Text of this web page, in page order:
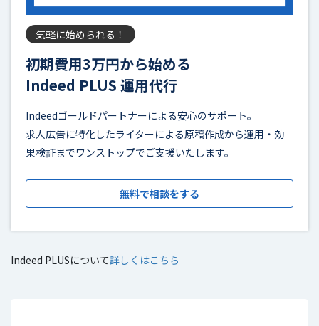
気軽に始められる！
初期費用3万円から始める
Indeed PLUS 運用代行
Indeedゴールドパートナーによる安心のサポート。
求人広告に特化したライターによる原稿作成から運用・効
果検証までワンストップでご支援いたします。
無料で相談をする
Indeed PLUSについて詳しくはこちら